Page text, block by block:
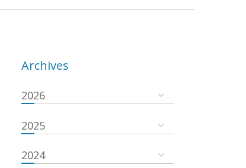
Archives
2026
2025
2024